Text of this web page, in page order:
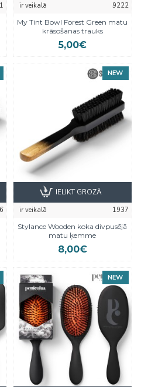
ir veikalā
9222
My Tint Bowl Forest Green matu
krāsošanas trauks
5,00€
NEW
ir veikalā
1937
Stylance Wooden koka divpusējā
matu ķemme
8,00€
IELIKT GROZĀ
NEW